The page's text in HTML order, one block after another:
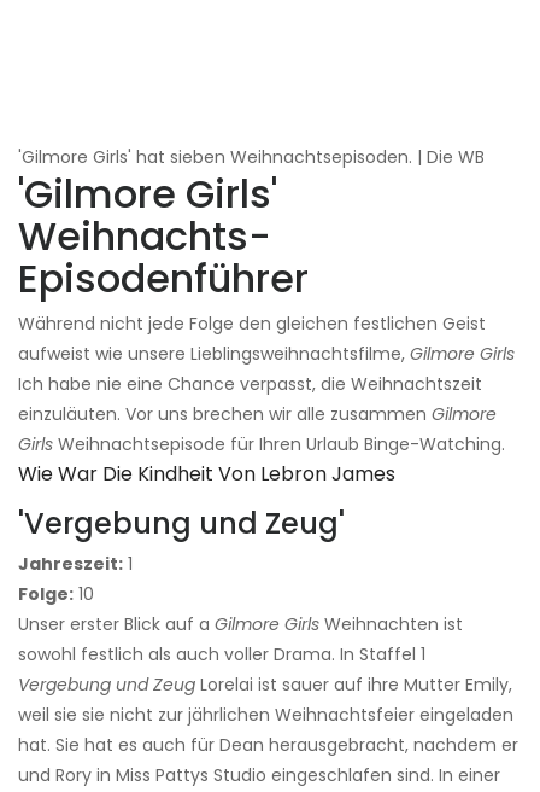
'Gilmore Girls' hat sieben Weihnachtsepisoden. | Die WB
'Gilmore Girls'
Weihnachts-
Episodenführer
Während nicht jede Folge den gleichen festlichen Geist
aufweist wie unsere Lieblingsweihnachtsfilme, Gilmore Girls
Ich habe nie eine Chance verpasst, die Weihnachtszeit
einzuläuten. Vor uns brechen wir alle zusammen Gilmore
Girls Weihnachtsepisode für Ihren Urlaub Binge-Watching.
Wie War Die Kindheit Von Lebron James
'Vergebung und Zeug'
Jahreszeit: 1
Folge: 10
Unser erster Blick auf a Gilmore Girls Weihnachten ist
sowohl festlich als auch voller Drama. In Staffel 1
Vergebung und Zeug Lorelai ist sauer auf ihre Mutter Emily,
weil sie sie nicht zur jährlichen Weihnachtsfeier eingeladen
hat. Sie hat es auch für Dean herausgebracht, nachdem er
und Rory in Miss Pattys Studio eingeschlafen sind. In einer